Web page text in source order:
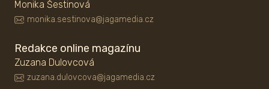
Monika Šestinová
monika.sestinova@jagamedia.cz
Redakce online magazínu
Zuzana Dulovcová
zuzana.dulovcova@jagamedia.cz